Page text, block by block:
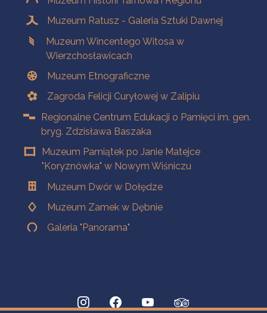
Muzeum Ratusz - Galeria Sztuki Dawnej
Muzeum Wincentego Witosa w
Wierzchosławicach
Muzeum Etnograficzne
Zagroda Felicji Curyłowej w Zalipiu
Regionalne Centrum Edukacji o Pamięci im. gen.
bryg. Zdzisława Baszaka
Muzeum Pamiątek po Janie Matejce
"Koryznówka" w Nowym Wiśniczu
Muzeum Dwór w Dołędze
Muzeum Zamek w Dębnie
Galeria "Panorama"